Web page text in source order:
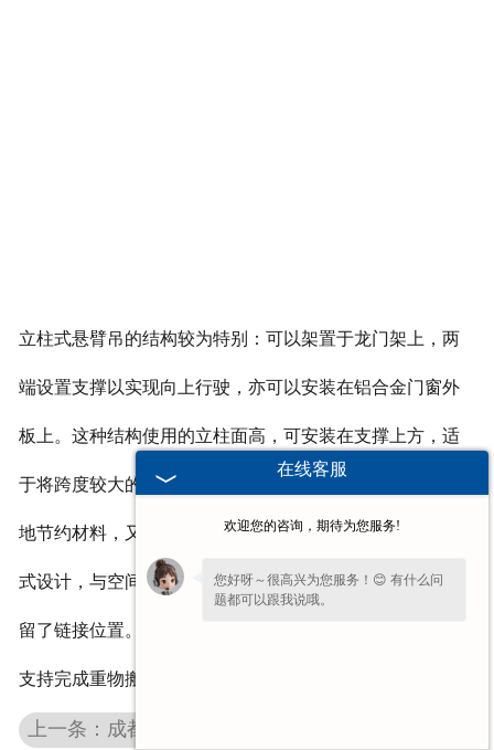
立柱式悬臂吊的结构较为特别：可以架置于龙门架上，两
端设置支撑以实现向上行驶，亦可以安装在铝合金门窗外
板上。这种结构使用的立柱面高，可安装在支撑上方，适
于将跨度较大的梁面和组合支撑固定在侧方，既可以很好
地节约材料，又可以很好地控制设计误差。背楞采用整体
式设计，与空间平衡。独特的立柱悬臂系统已经为轨道预
留了链接位置。通过这种形式，立柱式悬臂吊可以更好地
支持完成重物搬运。
上一条：成都防爆电动葫芦的使用特点介绍
在线客服
欢迎您的咨询，期待为您服务!
您好呀～很高兴为您服务！😊 有什么问
题都可以跟我说哦。